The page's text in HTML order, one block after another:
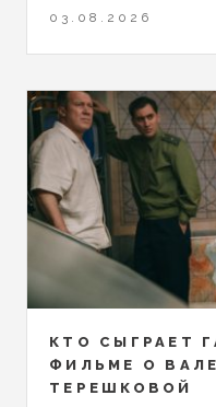
03.08.2026
КТО СЫГРАЕТ
ФИЛЬМЕ О
ТЕРЕШКОВОЙ